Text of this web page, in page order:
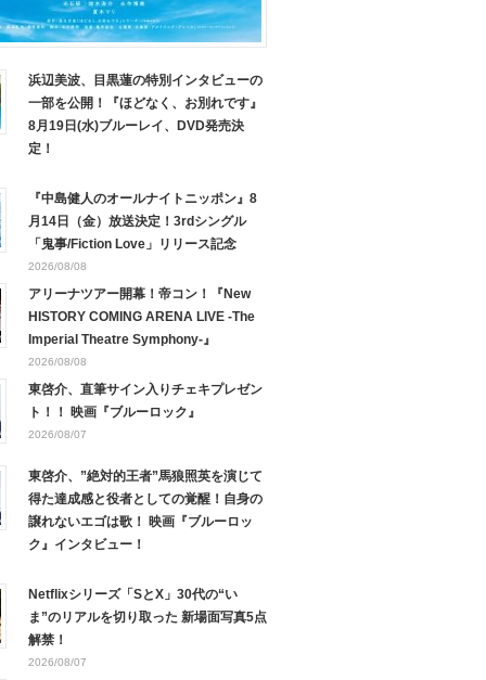
浜辺美波、目黒蓮の特別インタビューの
一部を公開！『ほどなく、お別れです』
8月19日(水)ブルーレイ、DVD発売決
定！
『中島健人のオールナイトニッポン』8
月14日（金）放送決定！3rdシングル
「鬼事/Fiction Love」リリース記念
2026/08/08
アリーナツアー開幕！帝コン！『New
HISTORY COMING ARENA LIVE -The
Imperial Theatre Symphony-』
2026/08/08
東啓介、直筆サイン入りチェキプレゼン
ト！！ 映画『ブルーロック』
2026/08/07
東啓介、”絶対的王者”馬狼照英を演じて
得た達成感と役者としての覚醒！自身の
譲れないエゴは歌！ 映画『ブルーロッ
ク』インタビュー！
Netflixシリーズ「SとX」30代の“い
ま”のリアルを切り取った 新場面写真5点
解禁！
2026/08/07